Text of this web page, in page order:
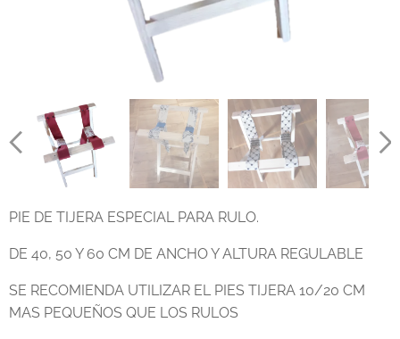
PIE DE TIJERA ESPECIAL PARA RULO.
DE 40, 50 Y 60 CM DE ANCHO Y ALTURA REGULABLE
SE RECOMIENDA UTILIZAR EL PIES TIJERA 10/20 CM
MAS PEQUEÑOS QUE LOS RULOS